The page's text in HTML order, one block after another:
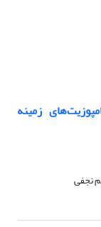
زمینه
نجفی